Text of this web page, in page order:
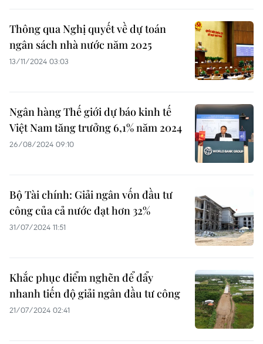
Thông qua Nghị quyết về dự toán
ngân sách nhà nước năm 2025
13/11/2024 03:03
Ngân hàng Thế giới dự báo kinh tế
Việt Nam tăng trưởng 6,1% năm 2024
26/08/2024 09:10
Bộ Tài chính: Giải ngân vốn đầu tư
công của cả nước đạt hơn 32%
31/07/2024 11:51
Khắc phục điểm nghẽn để đẩy
nhanh tiến độ giải ngân đầu tư công
21/07/2024 02:41